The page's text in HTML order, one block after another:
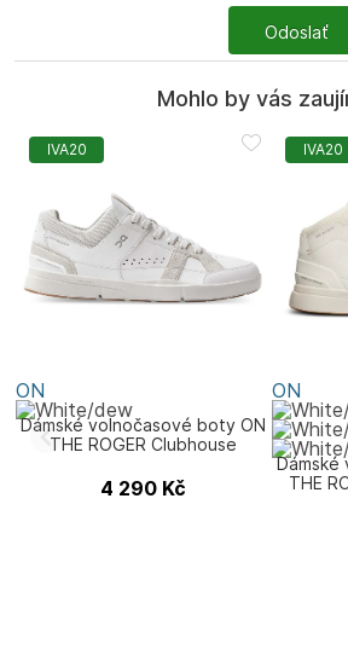
Odoslať
Mohlo by vás
IVA20
ON
Dámské volnočasové boty ON
THE ROGER Clubhouse
4 290 Kč
IVA20
ON
Dámské
THE